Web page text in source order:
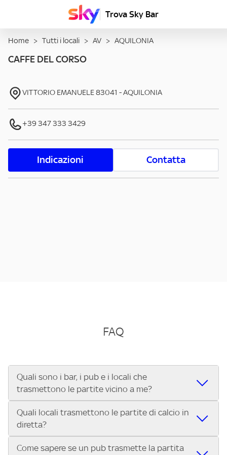
Trova Sky Bar
Home > Tutti i locali > AV > AQUILONIA
CAFFE DEL CORSO
VITTORIO EMANUELE83041 -AQUILONIA
+39 347 333 3429
Indicazioni Contatta
FAQ
Quali sono i bar, i pub e i locali che
trasmettono le partite vicino a me?
Se cerchi un bar, pub, ristorante o locale vicino a te per
vedere le partite di Serie A ENILIVE, la Serie C Sky Wifi, la
UEFA Champions League, la UEFA Europa League, la UEFA
Conference League, il Tennis, la Formula 1®, la MotoGP™ e
Quali locali trasmettono le partite di calcio in
diretta?
Vuoi sapere quali bar, pub o ristoranti mostrano le partite
Come sapere se un pub trasmette la partita